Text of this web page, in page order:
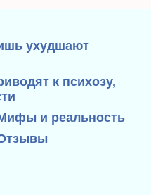
ухудшают
к психозу,
и реальность